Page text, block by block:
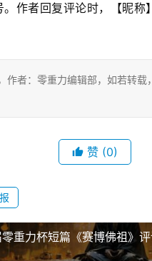
。作者回复评论时，【昵称
作者：零重力编辑部，如若转载
赞 (0)
重力杯短篇《赛博佛祖》